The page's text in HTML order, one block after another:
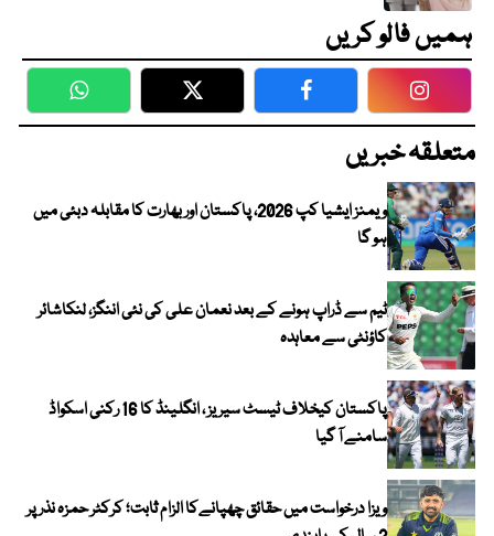
ہمیں فالو کریں
WhatsApp Twitter Facebook
متعلقہ خبریں
ویمنز ایشیا کپ 2026، پاکستان اور بھارت کا مقابلہ دبئی میں
ہو گا
ٹیم سے ڈراپ ہونے کے بعد نعمان علی کی نئی اننگز، لنکاشائر
کاؤنٹی سے معاہدہ
پاکستان کیخلاف ٹیسٹ سیریز ، انگلینڈ کا 16 رکنی اسکواڈ
سامنے آ گیا
ویزا درخواست میں حقائق چھپانےکا الزام ثابت؛ کرکٹر حمزہ نذر پر